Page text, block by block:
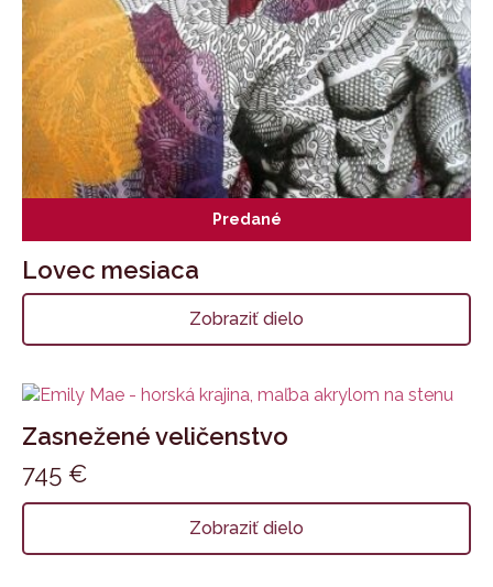
Predané
Lovec mesiaca
Zobraziť dielo
Zasnežené veličenstvo
745 €
Zobraziť dielo